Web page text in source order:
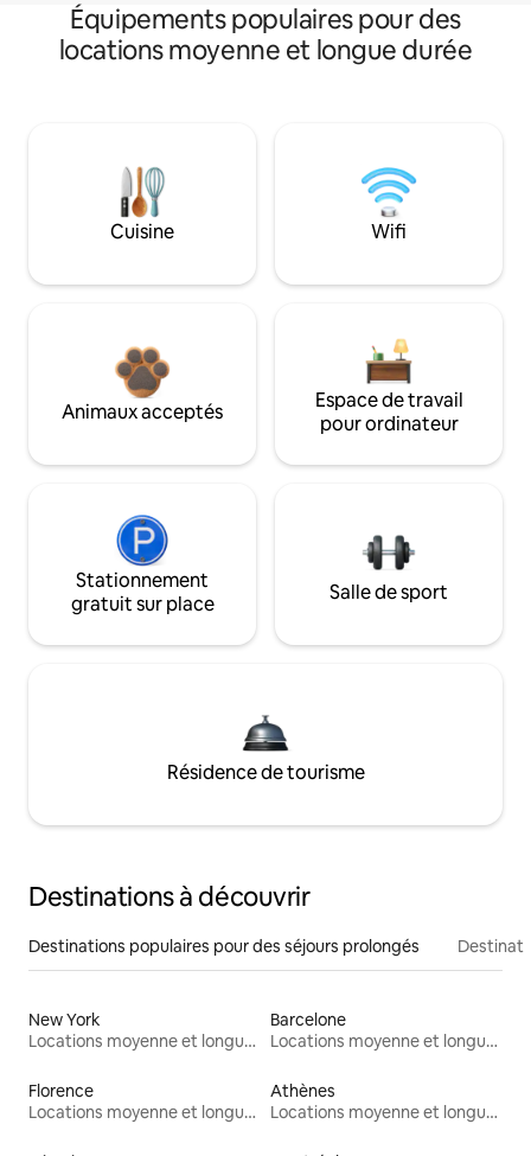
Équipements populaires pour des
locations moyenne et longue durée
Cuisine Wifi
Animaux acceptés
Espace de travail
pour ordinateur
Stationnement
gratuit sur place
Salle de sport
Résidence de tourisme
Destinations à découvrir
Destinations populaires pour des séjours prolongés
New York
Locations moyenne et longue durée
Barcelone
Locations moyenne et longue durée
Florence
Locations moyenne et longue durée
Athènes
Locations moyenne et longue durée